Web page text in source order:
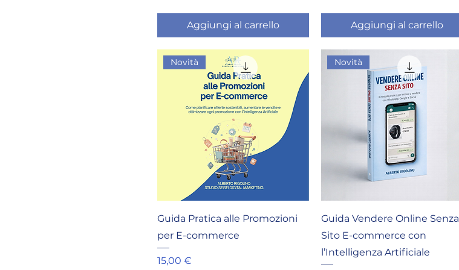
Aggiungi al carrello Aggiungi al carrello
Novità
Guida Pratica alle Promozioni
per E-commerce
Prezzo
15,00 €
Novità
Guida Vendere Online Senza
Sito E-commerce con
l’Intelligenza Artificiale